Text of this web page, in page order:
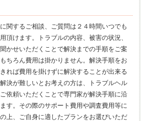
関するご相談、ご質問は２４時間いつでも
頂けます。トラブルの内容、被害の状況、
かせいただくことで解決までの手順をご案
ちろん費用は掛かりません。解決手順をお
れば費用を掛けずに解決することが出来る
決が難しいとお考えの方は、トラブルヘル
依頼いただくことで専門家が解決手順に沿
す。その際のサポート費用や調査費用等に
上、ご自身に適したプランをお選びいただ